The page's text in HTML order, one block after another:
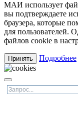
МАИ использует
вы подтверждаете
браузера, которые
для пользователей.
файлов cookie в
Принять Подробнее